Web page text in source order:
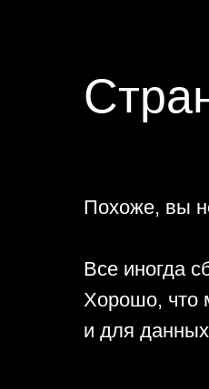
Похоже, вы
Все иногда
Хорошо, что
и для